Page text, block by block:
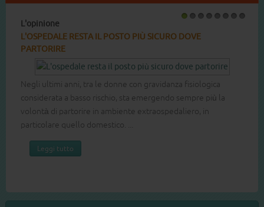
L'opinione
L'OSPEDALE RESTA IL POSTO PIÙ SICURO DOVE
PARTORIRE
Negli ultimi anni, tra le donne con gravidanza fisiologica
considerata a basso rischio, sta emergendo sempre più la
volontà di partorire in ambiente extraospedaliero, in
particolare quello domestico. ...
Leggi tutto